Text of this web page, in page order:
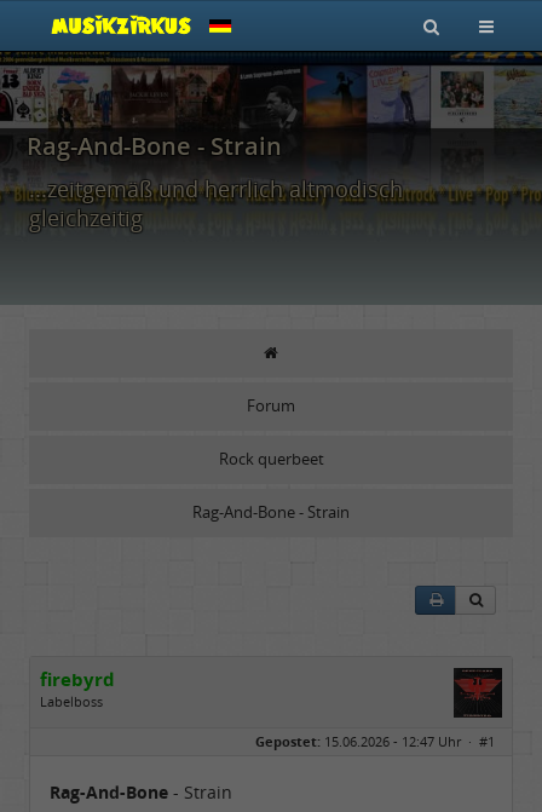
Rag-And-Bone - Strain
...zeitgemäß und herrlich altmodisch
gleichzeitig
Forum
Rock querbeet
Rag-And-Bone - Strain
firebyrd
Labelboss
Hausgeburt (Ausgeburt?)
Gepostet: 15.06.2026 - 12:47 Uhr · #1
Rag-And-Bone - Strain